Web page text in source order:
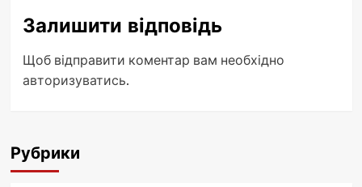
Залишити відповідь
Щоб відправити коментар вам необхідно
авторизуватись.
Рубрики